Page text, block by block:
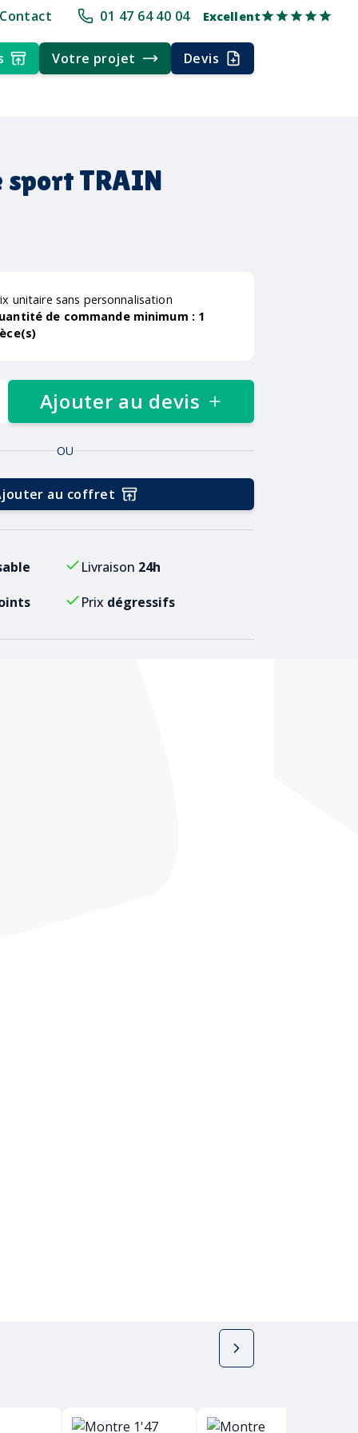
+30 ans d'expérience Délai rapide Délai rapide Livraison
Contact 01 47 64 40 04 Excellent
Votre projet Devis
sport TRAIN
unitaire sans personnalisation
de commande minimum : 1
Ajouter au devis
OU
au coffret
Livraison 24h
Prix dégressifs